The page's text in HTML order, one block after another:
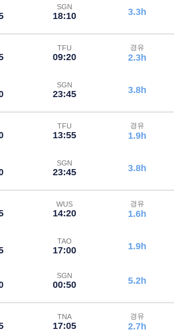
SGN
18:10 3.3h
TFU
09:20
경유
2.3h
SGN
23:45 3.8h
TFU
13:55
경유
1.9h
SGN
23:45 3.8h
WUS
14:20
경유
1.6h
TAO
17:00 1.9h
SGN
00:50 5.2h
TNA
17:05
경유
2.7h